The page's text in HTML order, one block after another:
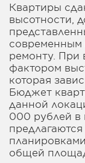
Квартиры
высотности,
современным
ремонту. При
фактором
которая
Бюджет
данной
000 рублей в
общей